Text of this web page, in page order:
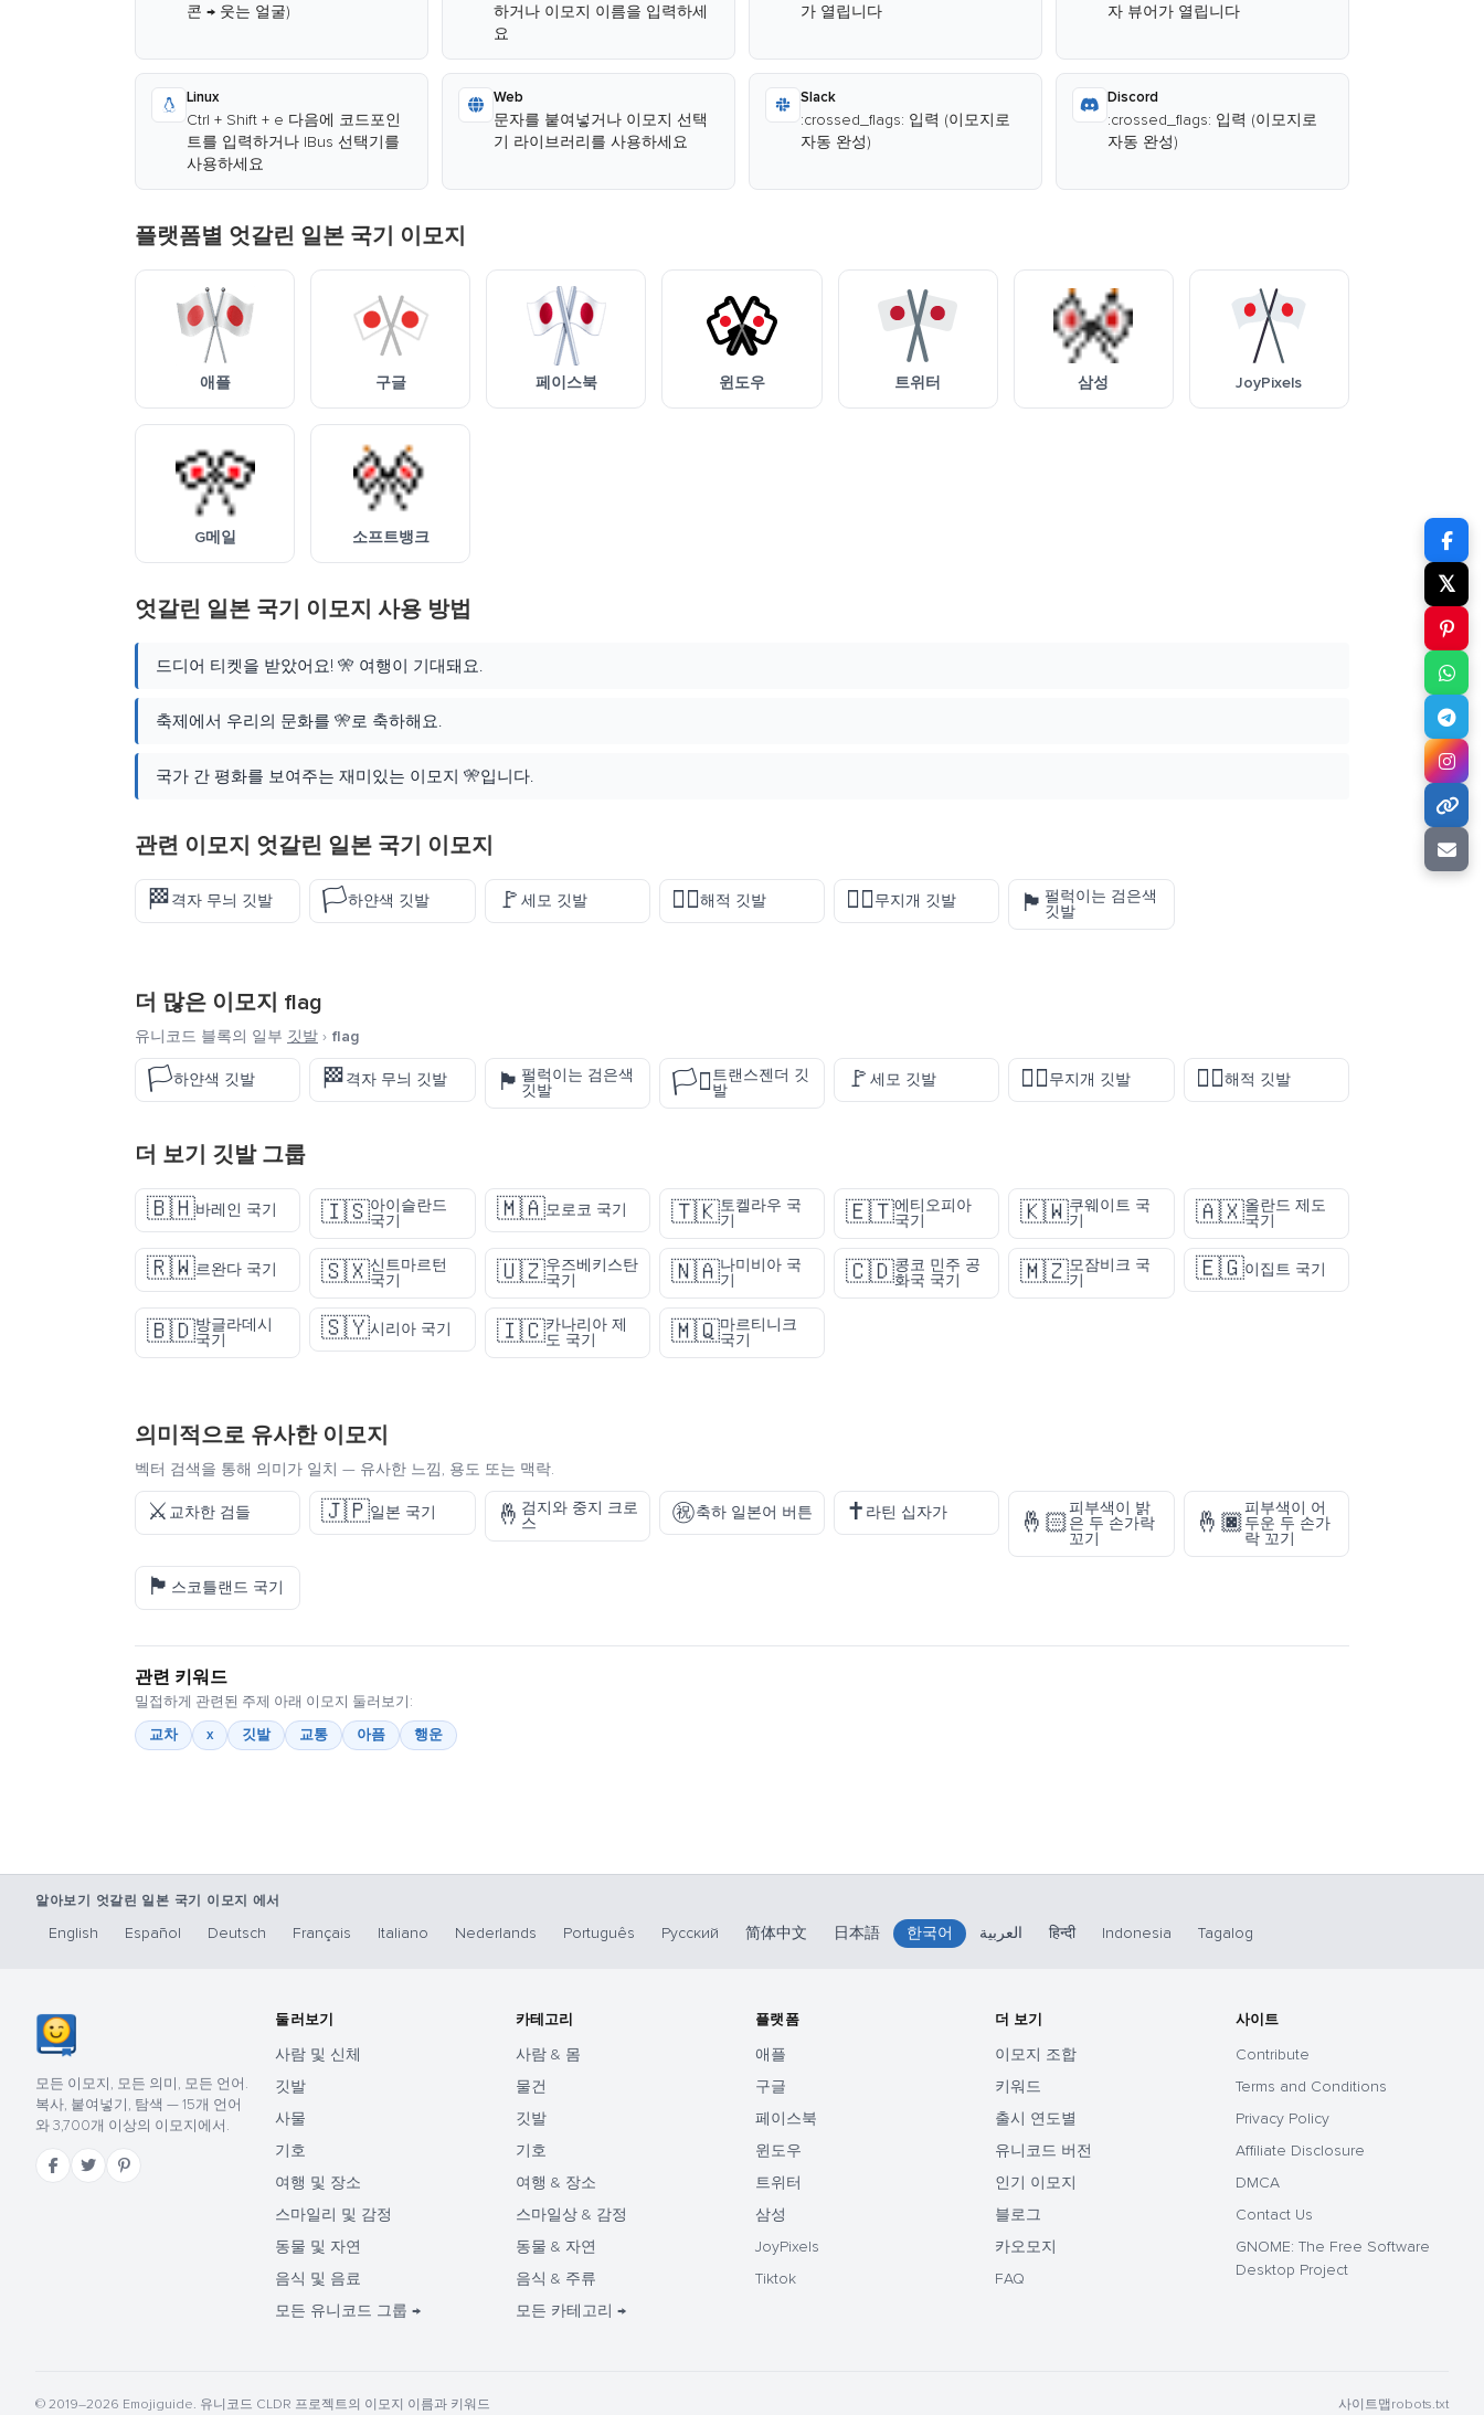
콘 → 웃는 얼굴)
하거나 이모지 이름을 입력하세
요
가 열립니다
자 뷰어가 열립니다
Linux
Ctrl + Shift + e 다음에 코드포인
트를 입력하거나 IBus 선택기를
사용하세요
Web
문자를 붙여넣거나 이모지 선택
기 라이브러리를 사용하세요
Slack
:crossed_flags: 입력 (이모지로
자동 완성)
Discord
:crossed_flags: 입력 (이모지로
자동 완성)
플랫폼별 엇갈린 일본 국기 이모지
애플 구글 페이스북 윈도우 트위터 삼성 JoyPixels
G메일 소프트뱅크
엇갈린 일본 국기 이모지 사용 방법
드디어 티켓을 받았어요! 🎌 여행이 기대돼요.
축제에서 우리의 문화를 🎌로 축하해요.
국가 간 평화를 보여주는 재미있는 이모지 🎌입니다.
관련 이모지 엇갈린 일본 국기 이모지
🏁격자 무늬 깃발 🏳️하얀색 깃발 🚩 세모 깃발 🏴‍☠️해적 깃발 🏳️‍🌈무지개 깃발 🏴 펄럭이는 검은색
깃발
더 많은 이모지 flag
유니코드 블록의 일부 깃발 › flag
🏳️하얀색 깃발 🏁격자 무늬 깃발 🏴 펄럭이는 검은색
깃발
🏳️‍⚧️트랜스젠더 깃
발
🚩세모 깃발 🏳️‍🌈무지개 깃발 🏴‍☠️해적 깃발
더 보기 깃발그룹
🇧🇭바레인 국기 🇮🇸아이슬란드
국기
🇲🇦모로코 국기 🇹🇰토켈라우 국
기
🇪🇹에티오피아
국기
🇰🇼쿠웨이트 국
기
🇦🇽올란드 제도
국기
🇷🇼르완다 국기 🇸🇽신트마르턴
국기
🇺🇿우즈베키스탄
국기
🇳🇦나미비아 국
기
🇨🇩콩코 민주 공
화국 국기
🇲🇿모잠비크 국
기
🇪🇬이집트 국기
🇧🇩방글라데시
국기
🇸🇾시리아 국기 🇮🇨카나리아 제
도 국기
🇲🇶마르티니크
국기
의미적으로 유사한 이모지
벡터 검색을 통해 의미가 일치 — 유사한 느낌, 용도 또는 맥락.
⚔️ 교차한 검들 🇯🇵일본 국기 🤞 검지와 중지 크로
스
㊗️축하 일본어 버튼 ✝️ 라틴 십자가 🤞🏻
피부색이 밝
은 두 손가락
꼬기
🤞🏿
피부색이 어
두운 두 손가
락 꼬기
🏴󠁧󠁢󠁳󠁣󠁴󠁿 스코틀랜드 국기
관련 키워드
밀접하게 관련된 주제 아래 이모지 둘러보기:
교차
x 깃발 교통 아픔 행운
𝕏
알아보기 엇갈린 일본 국기 이모지 에서
English Español Deutsch Français Italiano Nederlands Português Русский 简体中文 日本語 한국어 العربية हिन्दी Indonesia Tagalog
모든 이모지, 모든 의미, 모든 언어.
복사, 붙여넣기, 탐색 — 15개 언어
와 3,700개 이상의 이모지에서.
둘러보기
사람 및 신체
깃발
사물
기호
여행 및 장소
스마일리 및 감정
동물 및 자연
음식 및 음료
모든 유니코드 그룹 →
카테고리
사람 & 몸
물건
깃발
기호
여행 & 장소
스마일상 & 감정
동물 & 자연
음식 & 주류
모든 카테고리 →
플랫폼
애플
구글
페이스북
윈도우
트위터
삼성
JoyPixels
Tiktok
더 보기
이모지 조합
키워드
출시 연도별
유니코드 버전
인기 이모지
블로그
카오모지
FAQ
사이트
Contribute
Terms and Conditions
Privacy Policy
Affiliate Disclosure
DMCA
Contact Us
GNOME: The Free Software
Desktop Project
© 2019–2026 Emojiguide. 유니코드 CLDR 프로젝트의 이모지 이름과 키워드 사이트맵 robots.txt